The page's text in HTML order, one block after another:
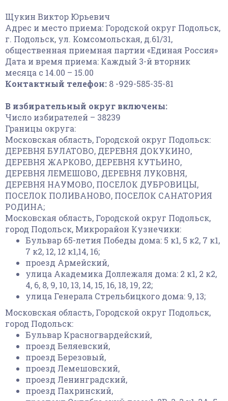
Щукин Виктор Юрьевич
Адрес и место приема: Городской округ Подольск,
г. Подольск, ул. Комсомольская, д.61/31,
общественная приемная партии «Единая Россия»
Дата и время приема: Каждый 3-й вторник
месяца с 14.00 – 15.00
Контактный телефон: 8 -929-585-35-81
В избирательный округ включены:
Число избирателей – 38239
Границы округа:
Московская область, Городской округ Подольск:
ДЕРЕВНЯ БУЛАТОВО, ДЕРЕВНЯ ДОКУКИНО,
ДЕРЕВНЯ ЖАРКОВО, ДЕРЕВНЯ КУТЬИНО,
ДЕРЕВНЯ ЛЕМЕШОВО, ДЕРЕВНЯ ЛУКОВНЯ,
ДЕРЕВНЯ НАУМОВО, ПОСЕЛОК ДУБРОВИЦЫ,
ПОСЕЛОК ПОЛИВАНОВО, ПОСЕЛОК САНАТОРИЯ
РОДИНА;
Московская область, Городской округ Подольск,
город Подольск, Микрорайон Кузнечики:
Бульвар 65-летия Победы дома: 5 к1, 5 к2, 7 к1,
7 к2, 12, 12 к1,14, 16;
проезд Армейский,
улица Академика Доллежаля дома: 2 к1, 2 к2,
4, 6, 8, 9, 10, 13, 14, 15, 16, 18, 19, 22;
улица Генерала Стрельбицкого дома: 9, 13;
Московская область, Городской округ Подольск,
город Подольск:
Бульвар Красногвардейский,
проезд Беляевский,
проезд Березовый,
проезд Лемешовский,
проезд Ленинградский,
проезд Пахринский,